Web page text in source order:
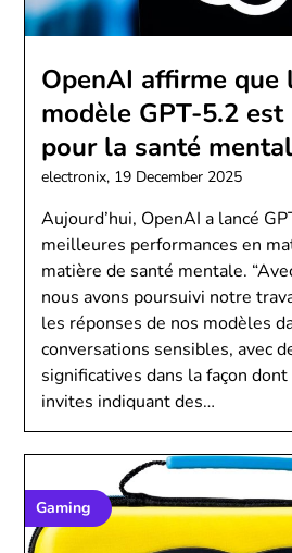
OpenAI affirme que
modèle GPT-5.2
pour la santé
electronix, 19 December 2025
Aujourd’hui, OpenAI a lancé
meilleures performances en
matière de santé mentale.
nous avons poursuivi notre
les réponses de nos modèles
conversations sensibles⁠, avec
significatives dans la façon
invites indiquant des…
Gaming